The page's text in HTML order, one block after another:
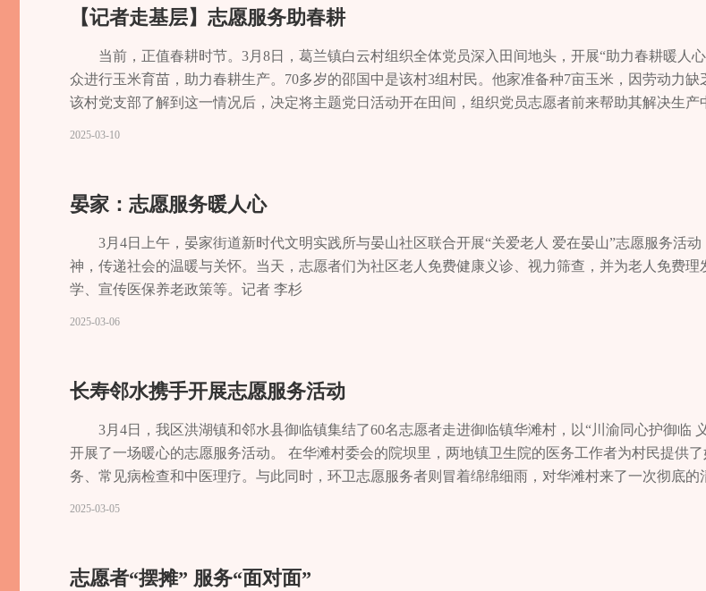
【记者走基层】志愿服务助春耕
当前，正值春耕时节。3月8日，葛兰镇白云村组织全体党员深入田间地头，开展“助力春耕暖人
众进行玉米育苗，助力春耕生产。70多岁的邵国中是该村3组村民。他家准备种7亩玉米，因劳动力缺
该村党支部了解到这一情况后，决定将主题党日活动开在田间，组织党员志愿者前来帮助其解决生产
2025-03-10
晏家：志愿服务暖人心
3月4日上午，晏家街道新时代文明实践所与晏山社区联合开展“关爱老人 爱在晏山”志愿服务活
神，传递社会的温暖与关怀。当天，志愿者们为社区老人免费健康义诊、视力筛查，并为老人免费理
学、宣传医保养老政策等。记者 李杉
2025-03-06
长寿邻水携手开展志愿服务活动
3月4日，我区洪湖镇和邻水县御临镇集结了60名志愿者走进御临镇华滩村，以“川渝同心护御临
开展了一场暖心的志愿服务活动。 在华滩村委会的院坝里，两地镇卫生院的医务工作者为村民提供
务、常见病检查和中医理疗。与此同时，环卫志愿服务者则冒着绵绵细雨，对华滩村来了一次彻底的
2025-03-05
志愿者“摆摊” 服务“面对面”